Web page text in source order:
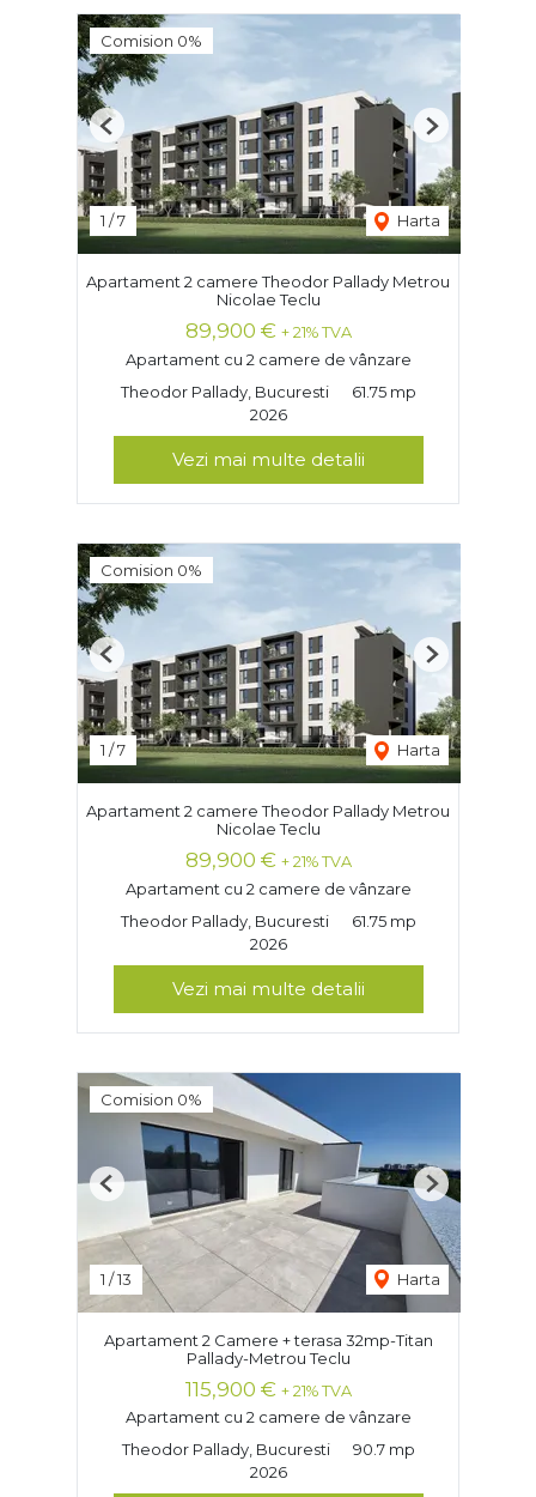
Comision 0%
1 /7 Harta
Previous Next
Apartament 2 camere Theodor Pallady Metrou
Nicolae Teclu
89,900 € + 21% TVA
Apartament cu 2 camere de vânzare
Theodor Pallady, Bucuresti
61.75 mp
2026
Vezi mai multe detalii
Comision 0%
1 /7 Harta
Previous Next
Apartament 2 camere Theodor Pallady Metrou
Nicolae Teclu
89,900 € + 21% TVA
Apartament cu 2 camere de vânzare
Theodor Pallady, Bucuresti
61.75 mp
2026
Vezi mai multe detalii
Comision 0%
1 /13 Harta
Previous Next
Apartament 2 Camere + terasa 32mp-Titan
Pallady-Metrou Teclu
115,900 € + 21% TVA
Apartament cu 2 camere de vânzare
Theodor Pallady, Bucuresti
90.7 mp
2026